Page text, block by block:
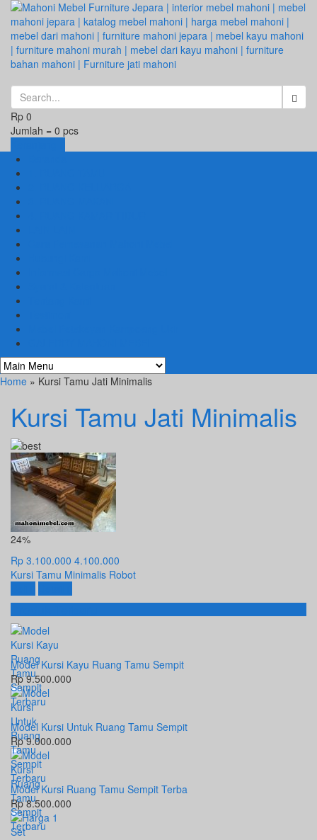
Rp 0
Jumlah = 0 pcs
Home » Kursi Tamu Jati Minimalis
Kursi Tamu Jati Minimalis
24%
Rp 3.100.000 4.100.000
Kursi Tamu Minimalis Robot
Model Kursi Kayu Ruang Tamu Sempit
Rp 9.500.000
Model Kursi Untuk Ruang Tamu Sempit
Rp 9.000.000
Model Kursi Ruang Tamu Sempit Terba
Rp 8.500.000